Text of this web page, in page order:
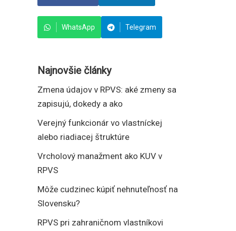
WhatsApp Telegram
Najnovšie články
Zmena údajov v RPVS: aké zmeny sa
zapisujú, dokedy a ako
Verejný funkcionár vo vlastníckej
alebo riadiacej štruktúre
Vrcholový manažment ako KUV v
RPVS
Môže cudzinec kúpiť nehnuteľnosť na
Slovensku?
RPVS pri zahraničnom vlastníkovi